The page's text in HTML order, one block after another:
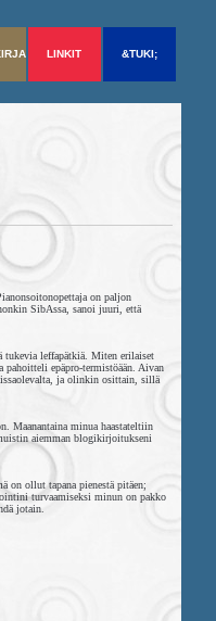
LINKIT &TUKI;
on paljon
SibAssa, sanoi juuri, että
tukevia leffapätkiä. Miten erilaiset
epäpro-termistöään. Aivan
ja olinkin osittain, sillä
Maanantaina minua haastateltiin
aiemman blogikirjoitukseni
on ollut tapana pienestä pitäen;
turvaamiseksi minun on pakko
jotain.